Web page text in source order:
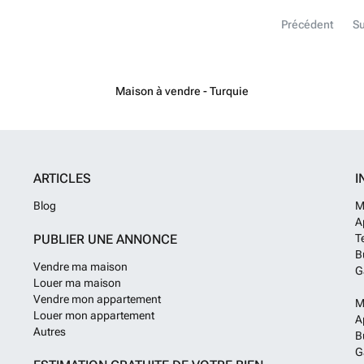
bij de ingang
Précédent
Maison à vendre - Turquie
ARTICLES
Blog
PUBLIER UNE ANNONCE
Vendre ma maison
Louer ma maison
Vendre mon appartement
Louer mon appartement
Autres